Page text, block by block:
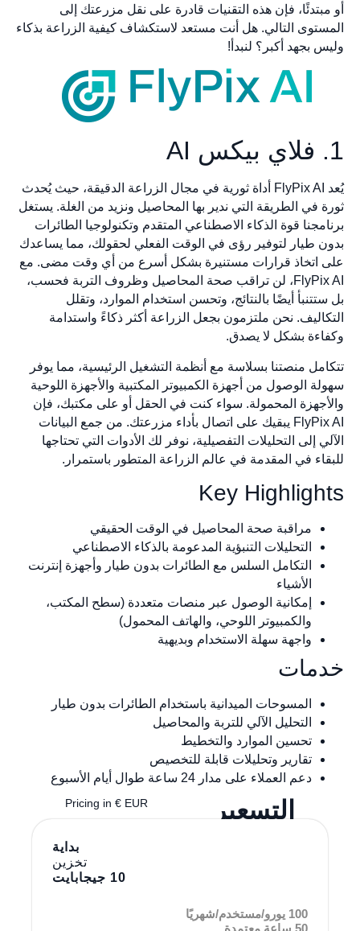
فإن هذه التقنيات قادرة على نقل مزرعتك إلى
التالي. هل أنت مستعد لاستكشاف كيفية الزراعة بذكاء
بجهد أكبر؟ لنبدأ!
يُعد FlyPix AI أداة ثورية في مجال الزراعة الدقيقة، حيث يُحدث
في الطريقة التي ندير بها المحاصيل ونزيد من الغلة. يستغل
قوة الذكاء الاصطناعي المتقدم وتكنولوجيا الطائرات
طيار لتوفير رؤى في الوقت الفعلي لحقولك، مما يساعدك
اتخاذ قرارات مستنيرة بشكل أسرع من أي وقت مضى. مع
FlyPix AI، لن تراقب صحة المحاصيل وظروف التربة فحسب،
أيضًا بالنتائج، وتحسن استخدام الموارد، وتقلل
نحن ملتزمون بجعل الزراعة أكثر ذكاءً واستدامة
بشكل لا يصدق.
منصتنا بسلاسة مع أنظمة التشغيل الرئيسية، مما يوفر
الوصول من أجهزة الكمبيوتر المكتبية والأجهزة اللوحية
المحمولة. سواء كنت في الحقل أو على مكتبك، فإن
FlyPix AI يبقيك على اتصال بأداء مزرعتك. من جمع البيانات
إلى التحليلات التفصيلية، نوفر لك الأدوات التي تحتاجها
في المقدمة في عالم الزراعة المتطور باستمرار.
Key
مراقبة صحة المحاصيل في الوقت الحقيقي
التحليلات التنبؤية المدعومة بالذكاء الاصطناعي
التكامل السلس مع الطائرات بدون طيار وأجهزة إنترنت
إمكانية الوصول عبر منصات متعددة (سطح المكتب،
والكمبيوتر اللوحي، والهاتف المحمول)
واجهة سهلة الاستخدام وبديهية
المسوحات الميدانية باستخدام الطائرات بدون طيار
التحليل الآلي للتربة والمحاصيل
تحسين الموارد والتخطيط
تقارير وتحليلات قابلة للتخصيص
دعم العملاء على مدار 24 ساعة طوال أيام الأسبوع
التسعير Pricing in € EUR
تخزين